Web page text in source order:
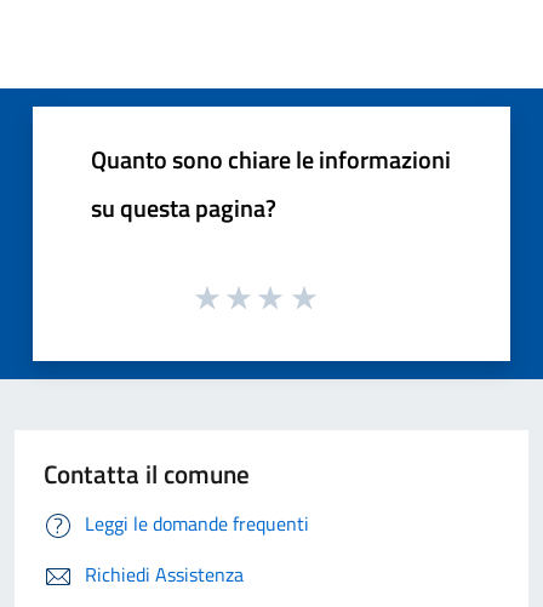
Quanto sono chiare le informazioni
su questa pagina?
Contatta il comune
Leggi le domande frequenti
Richiedi Assistenza